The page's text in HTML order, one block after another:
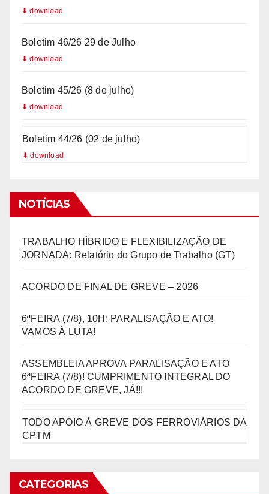
Boletim 46/26 29 de Julho
Boletim 45/26 (8 de julho)
Boletim 44/26 (02 de julho)
NOTÍCIAS
TRABALHO HÍBRIDO E FLEXIBILIZAÇÃO DE
JORNADA: Relatório do Grupo de Trabalho (GT)
ACORDO DE FINAL DE GREVE – 2026
6ªFEIRA (7/8), 10H: PARALISAÇÃO E ATO!
VAMOS À LUTA!
ASSEMBLEIA APROVA PARALISAÇÃO E ATO
6ªFEIRA (7/8)! CUMPRIMENTO INTEGRAL DO
ACORDO DE GREVE, JÁ!!!
TODO APOIO À GREVE DOS FERROVIÁRIOS DA
CPTM
CATEGORIAS